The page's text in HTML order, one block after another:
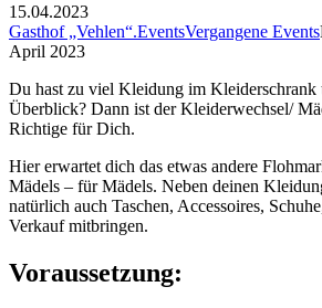
15.04.2023
Gasthof „Vehlen“.EventsVergangene Events
April 2023
Du hast zu viel Kleidung im Kleiderschrank
Überblick? Dann ist der Kleiderwechsel/
Richtige für Dich.
Hier erwartet dich das etwas andere
Mädels – für Mädels. Neben deinen
natürlich auch Taschen, Accessoires,
Verkauf mitbringen.
Voraussetzung: